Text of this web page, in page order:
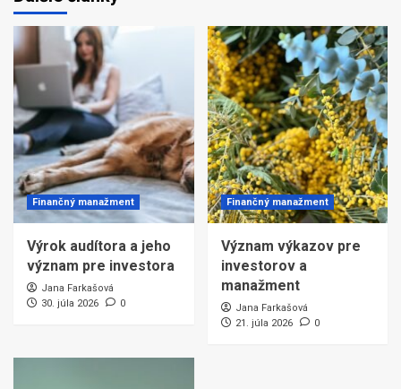
Finančný manažment
Výrok audítora a jeho
význam pre investora
Jana Farkašová
30. júla 2026
0
Finančný manažment
Význam výkazov pre
investorov a
manažment
Jana Farkašová
21. júla 2026
0